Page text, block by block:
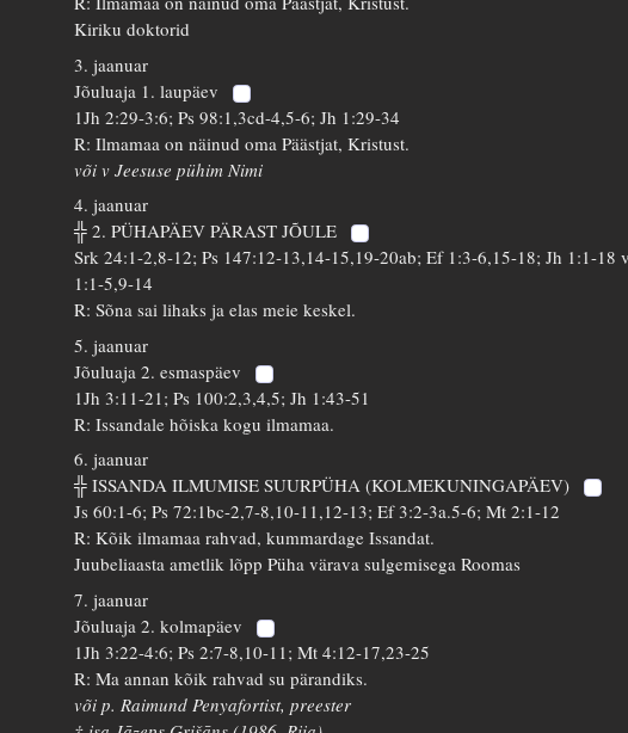
Kiriku doktorid
3. jaanuar
Jõuluaja 1. laupäev
1Jh 2:29-3:6; Ps 98:1,3cd-4,5-6; Jh 1:29-34
R: Ilmamaa on näinud oma Päästjat, Kristust.
või v Jeesuse pühim Nimi
4. jaanuar
╬ 2. PÜHAPÄEV PÄRAST JÕULE
Srk 24:1-2,8-12; Ps 147:12-13,14-15,19-20ab; Ef 1:3-6,15-18; Jh 1:1-18
1:1-5,9-14
R: Sõna sai lihaks ja elas meie keskel.
5. jaanuar
Jõuluaja 2. esmaspäev
1Jh 3:11-21; Ps 100:2,3,4,5; Jh 1:43-51
R: Issandale hõiska kogu ilmamaa.
6. jaanuar
╬ ISSANDA ILMUMISE SUURPÜHA (KOLMEKUNINGAPÄEV)
Js 60:1-6; Ps 72:1bc-2,7-8,10-11,12-13; Ef 3:2-3a.5-6; Mt 2:1-12
R: Kõik ilmamaa rahvad, kummardage Issandat.
Juubeliaasta ametlik lõpp Püha värava sulgemisega Roomas
7. jaanuar
Jõuluaja 2. kolmapäev
1Jh 3:22-4:6; Ps 2:7-8,10-11; Mt 4:12-17,23-25
R: Ma annan kõik rahvad su pärandiks.
või p. Raimund Penyafortist, preester